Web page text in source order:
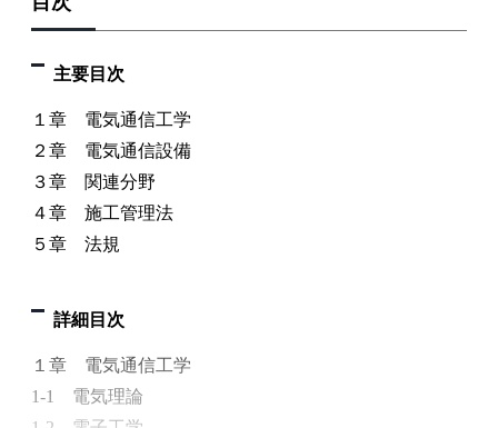
主要目次
１章 電気通信工学
２章 電気通信設備
３章 関連分野
４章 施工管理法
５章 法規
詳細目次
１章 電気通信工学
1-1 電気理論